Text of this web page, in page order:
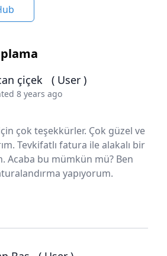
çiçek ( User )
8 years ago
çok teşekkürler. Çok güzel ve
Tevkifatlı fatura ile alakalı bir
Acaba bu mümkün mü? Ben
yapıyorum.